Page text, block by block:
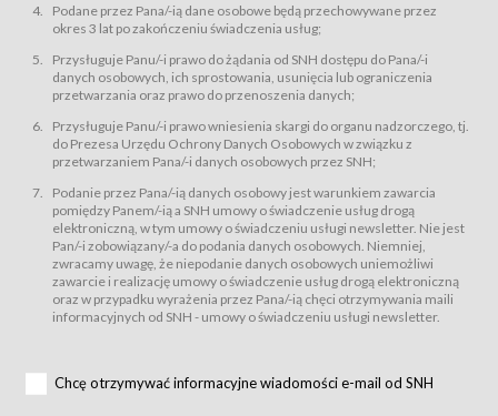
usługę utrzymywania konta użytkownika w Serwisie,
usługę newsletter,
usługę zawierania na odległość umów nabycia Karnetów i Biletów,
usługę zawierania na odległość umów sprzedaży w Sklepie.
dnia 18 lipca 2002 r. o świadczeniu usług drogą elektroniczną (Dz.U. z 2002
r., Nr 144, poz. 1204, z późń. zm.). Usługi świadczone są nieodpłatnie.
Na zasadach określonych w Regulaminie dostęp do Serwisu jest otwarty dla
Usługobiorca przed rozpoczęciem korzystania z Serwisu jest zobowiązany
zapoznać się z Regulaminem. Założenie konta w Serwisie oraz zamówienie
usługi newsletter za pośrednictwem przeznaczonego do tego formularza
zamieszczonego na stronach Serwisu dostępnych dla wszystkich
Usługobiorców wymaga akceptacji postanowień Regulaminu.
Usługobiorca zobowiązany jest do przestrzegania postanowień Regulaminu
od chwili rozpoczęcia korzystania z Serwisu.
Regulamin jest udostępniony Usługobiorcom nieodpłatnie za
Warunki techniczne korzystania z Usług
Podane przez Pana/-ią dane osobowe będą przechowywane przez
okres 3 lat po zakończeniu świadczenia usług;
Przysługuje Panu/-i prawo do żądania od SNH dostępu do Pana/-i
danych osobowych, ich sprostowania, usunięcia lub ograniczenia
przetwarzania oraz prawo do przenoszenia danych;
Przysługuje Panu/-i prawo wniesienia skargi do organu nadzorczego, tj.
do Prezesa Urzędu Ochrony Danych Osobowych w związku z
przetwarzaniem Pana/-i danych osobowych przez SNH;
Podanie przez Pana/-ią danych osobowy jest warunkiem zawarcia
pomiędzy Panem/-ią a SNH umowy o świadczenie usług drogą
elektroniczną, w tym umowy o świadczeniu usługi newsletter. Nie jest
Pan/-i zobowiązany/-a do podania danych osobowych. Niemniej,
zwracamy uwagę, że niepodanie danych osobowych uniemożliwi
zawarcie i realizację umowy o świadczenie usług drogą elektroniczną
oraz w przypadku wyrażenia przez Pana/-ią chęci otrzymywania maili
informacyjnych od SNH - umowy o świadczeniu usługi newsletter.
Chcę otrzymywać informacyjne wiadomości e-mail od SNH